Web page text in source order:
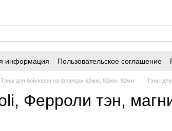
информация Пользовательское соглашение
Тэны для бойлеров на фланцах 62мм, 82мм, 92мм Тэны
Ферроли тэн,